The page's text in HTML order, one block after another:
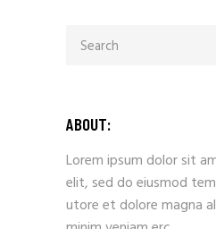
ABOUT:
Lorem ipsum dolor sit
elit, sed do eiusmod
utore et dolore magna